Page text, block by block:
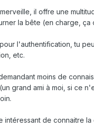
il offre une
la bête (en charge, ça
l'authentification, tu
etc.
moins de
grand ami à moi, si ce
de connaitre